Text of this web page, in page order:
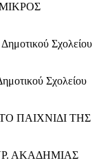
ΜΙΚΡΟΣ
Σχολείου
Σχολείου
ΤΟ ΠΑΙΧΝΙΔΙ ΤΗΣ
ΑΚΑΔΗΜΙΑΣ